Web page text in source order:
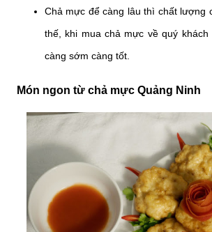
Chả mực để càng lâu thì chất lượng
thế, khi mua chả mực về quý
càng sớm càng tốt.
Món ngon từ chả mực Quảng Ninh